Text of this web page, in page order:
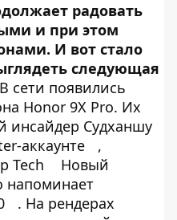
радовать
и при этом
И вот стало
следующая
В сети появились
Honor 9X Pro. Их
инсайдер Судханшу
аккаунте
,
Tech
Новый
напоминает
. На рендерах